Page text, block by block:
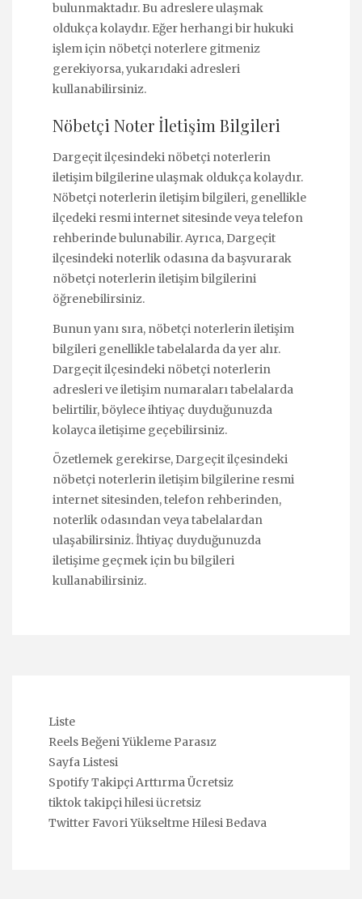
bulunmaktadır. Bu adreslere ulaşmak
oldukça kolaydır. Eğer herhangi bir hukuki
işlem için nöbetçi noterlere gitmeniz
gerekiyorsa, yukarıdaki adresleri
kullanabilirsiniz.
Nöbetçi Noter İletişim Bilgileri
Dargeçit ilçesindeki nöbetçi noterlerin
iletişim bilgilerine ulaşmak oldukça kolaydır.
Nöbetçi noterlerin iletişim bilgileri, genellikle
ilçedeki resmi internet sitesinde veya telefon
rehberinde bulunabilir. Ayrıca, Dargeçit
ilçesindeki noterlik odasına da başvurarak
nöbetçi noterlerin iletişim bilgilerini
öğrenebilirsiniz.
Bunun yanı sıra, nöbetçi noterlerin iletişim
bilgileri genellikle tabelalarda da yer alır.
Dargeçit ilçesindeki nöbetçi noterlerin
adresleri ve iletişim numaraları tabelalarda
belirtilir, böylece ihtiyaç duyduğunuzda
kolayca iletişime geçebilirsiniz.
Özetlemek gerekirse, Dargeçit ilçesindeki
nöbetçi noterlerin iletişim bilgilerine resmi
internet sitesinden, telefon rehberinden,
noterlik odasından veya tabelalardan
ulaşabilirsiniz. İhtiyaç duyduğunuzda
iletişime geçmek için bu bilgileri
kullanabilirsiniz.
Liste
Reels Beğeni Yükleme Parasız
Sayfa Listesi
Spotify Takipçi Arttırma Ücretsiz
tiktok takipçi hilesi ücretsiz
Twitter Favori Yükseltme Hilesi Bedava